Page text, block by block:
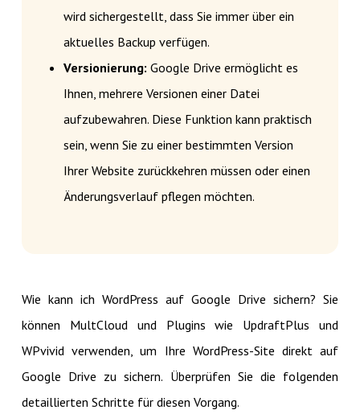
wird sichergestellt, dass Sie immer über ein
aktuelles Backup verfügen.
Versionierung: Google Drive ermöglicht es
Ihnen, mehrere Versionen einer Datei
aufzubewahren. Diese Funktion kann praktisch
sein, wenn Sie zu einer bestimmten Version
Ihrer Website zurückkehren müssen oder einen
Änderungsverlauf pflegen möchten.
Wie kann ich WordPress auf Google Drive sichern? Sie
können MultCloud und Plugins wie UpdraftPlus und
WPvivid verwenden, um Ihre WordPress-Site direkt auf
Google Drive zu sichern. Überprüfen Sie die folgenden
detaillierten Schritte für diesen Vorgang.